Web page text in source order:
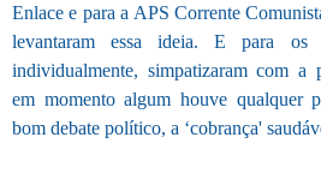
Enlace e para a APS Corrente
levantaram essa ideia. E para os
individualmente, simpatizaram com a
em momento algum houve qualquer
bom debate político, a ‘cobrança'